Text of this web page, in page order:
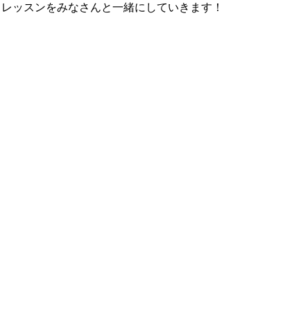
ッスンをみなさんと一緒にしていきます！